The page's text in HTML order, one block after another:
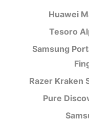
Huawei
Tesoro
Samsung
Razer Kraken
Pure